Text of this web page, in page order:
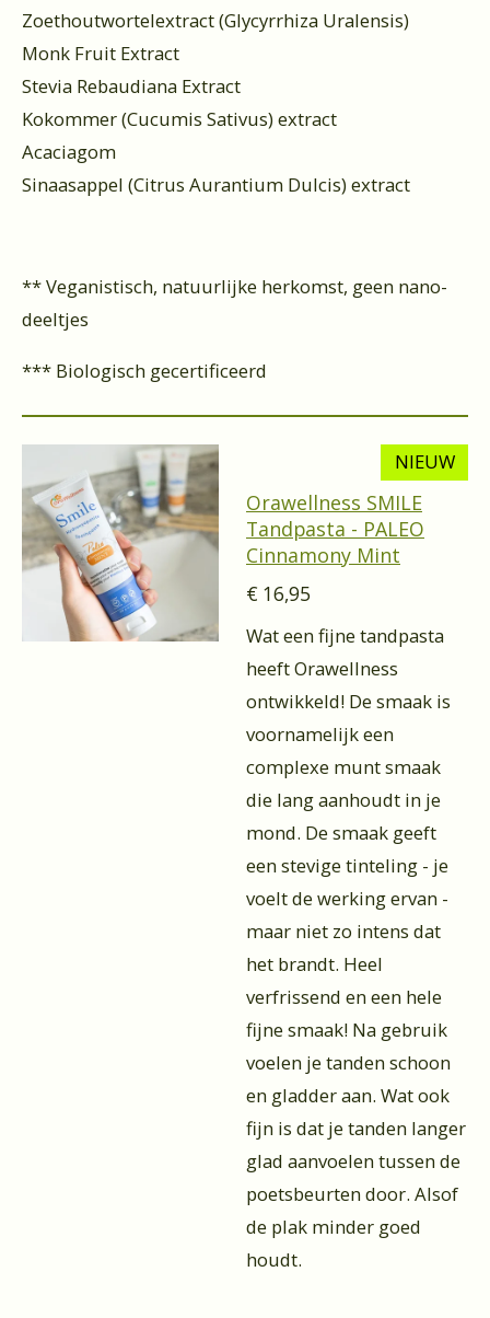
Zoethoutwortelextract (Glycyrrhiza Uralensis)
Monk Fruit Extract
Stevia Rebaudiana Extract
Kokommer (Cucumis Sativus) extract
Acaciagom
Sinaasappel (Citrus Aurantium Dulcis) extract
** Veganistisch, natuurlijke herkomst, geen nano-
deeltjes
*** Biologisch gecertificeerd
NIEUW
Orawellness SMILE
Tandpasta - PALEO
Cinnamony Mint
€ 16,95
Wat een fijne tandpasta
heeft Orawellness
ontwikkeld! De smaak is
voornamelijk een
complexe munt smaak
die lang aanhoudt in je
mond. De smaak geeft
een stevige tinteling - je
voelt de werking ervan -
maar niet zo intens dat
het brandt. Heel
verfrissend en een hele
fijne smaak! Na gebruik
voelen je tanden schoon
en gladder aan. Wat ook
fijn is dat je tanden langer
glad aanvoelen tussen de
poetsbeurten door. Alsof
de plak minder goed
houdt.